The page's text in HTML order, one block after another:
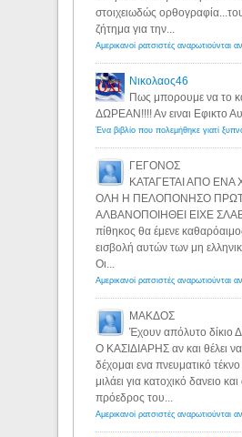
στοιχειωδώς
ζήτημα για την...
Νικολαος46
Πως μπορουμε να το
ΔΩΡΕΑΝ!!!! Αν ειναι Εφικτο
ΓΕΓΟΝΟΣ
ΚΑΤΑΓΕΤΑΙ ΑΠΟ ΕΝΑ
ΟΛΗ Η ΠΕΛΟΠΟΝΗΣΟ
ΑΛΒΑΝΟΠΟΙΗΘΕΙ ΕΙΧΕ
πίθηκος θα έμενε
εισβολή αυτών των μη
Οι...
ΜΑΚΔΟΣ
Έχουν απόλυτο
Ο ΚΑΣΙΔΙΑΡΗΣ αν και θέλει να
δέχομαι ενα πνευματικό
μιλάει για κατοχικό δανειο
πρόεδρος του...